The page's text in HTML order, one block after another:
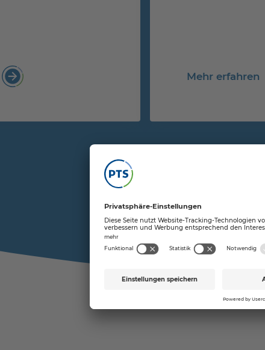
: ZIM-Antragsstopp "fatales Signal an die Wirtschaft"
Mehr erfahren